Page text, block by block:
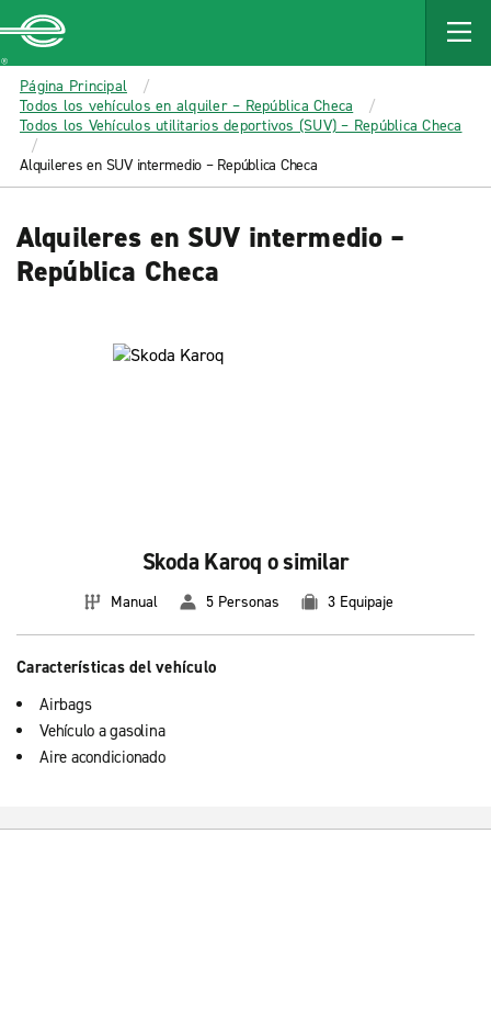
MAIN
CONTENT
Enterprise
Página Principal
Todos los vehículos en alquiler – República Checa
Todos los Vehículos utilitarios deportivos (SUV) – República Checa
Alquileres en SUV intermedio – República Checa
Alquileres en SUV intermedio –
República Checa
Skoda Karoq o similar
Manual 5 Personas 3 Equipaje
Características del vehículo
Airbags
Vehículo a gasolina
Aire acondicionado